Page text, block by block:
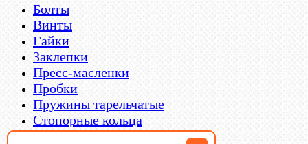
Болты
Винты
Гайки
Заклепки
Пресс-масленки
Пробки
Пружины тарельчатые
Стопорные кольца
Такелаж